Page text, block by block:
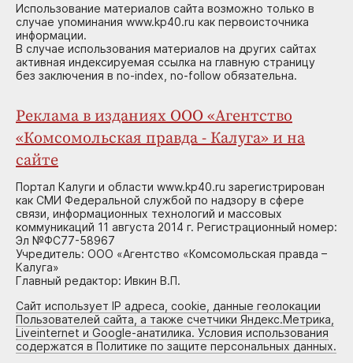
Использование материалов сайта возможно только в
случае упоминания www.kp40.ru как первоисточника
информации.
В случае использования материалов на других сайтах
активная индексируемая ссылка на главную страницу
без заключения в no-index, no-follow обязательна.
Реклама в изданиях ООО «Агентство
«Комсомольская правда - Калуга» и на
сайте
Портал Калуги и области www.kp40.ru зарегистрирован
как СМИ Федеральной службой по надзору в сфере
связи, информационных технологий и массовых
коммуникаций 11 августа 2014 г. Регистрационный номер:
Эл №ФС77-58967
Учредитель: ООО «Агентство «Комсомольская правда –
Калуга»
Главный редактор: Ивкин В.П.
Сайт использует IP адреса, cookie, данные геолокации
Пользователей сайта, а также счетчики Яндекс.Метрика,
Liveinternet и Google-анатилика. Условия использования
содержатся в Политике по защите персональных данных.